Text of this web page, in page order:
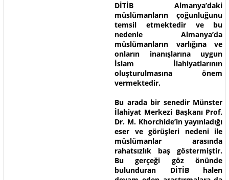
DİTİB Almanya’daki
müslümanların çoğunluğunu
temsil etmektedir ve bu
nedenle Almanya’da
müslümanların varlığına ve
onların inanışlarına uygun
İslam İlahiyatlarının
oluşturulmasına önem
vermektedir.
Bu arada bir senedir Münster
İlahiyat Merkezi Başkanı Prof.
Dr. M. Khorchide’in yayınladığı
eser ve görüşleri nedeni ile
müslümanlar arasında
rahatsızlık baş göstermiştir.
Bu gerçeği göz önünde
bulunduran DİTİB halen